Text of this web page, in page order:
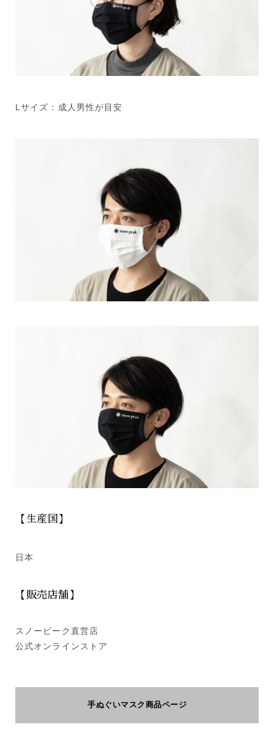
Lサイズ：成人男性が目安
【生産国】
日本
【販売店舗】
スノーピーク直営店
公式オンラインストア
手ぬぐいマスク商品ページ